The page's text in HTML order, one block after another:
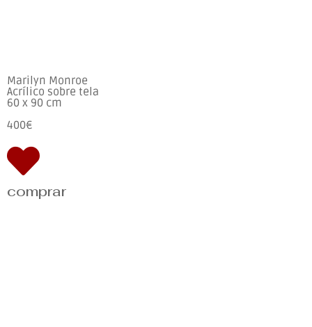
Marilyn Monroe
Acrílico sobre tela
60 x 90 cm
400€
comprar